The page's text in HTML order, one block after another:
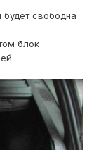
будет свободна
блок